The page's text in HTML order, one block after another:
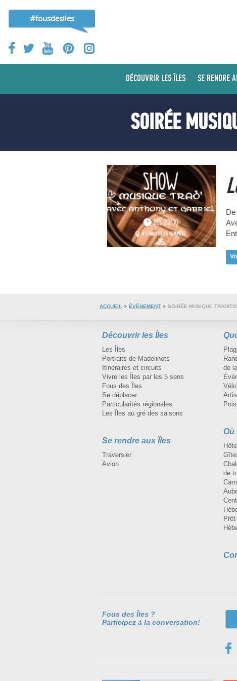
#fousdesiles
DÉCOUVRIR LES ÎLES SE RENDRE
SOIRÉE
ACCUEIL ÉVÉNEMENT SOIRÉE MUSIQUE
Découvrir les Îles
Les Îles
Portraits de Madelinots
Itinéraires et circuits
Vivre les Îles par les 5 sens
Fous des Îles
Se déplacer
Particularités régionales
Les Îles au gré des saisons
Se rendre aux Îles
Traversier
Avion
de
Vélo
Où
de
Fous des Îles ?
Participez à la conversation!